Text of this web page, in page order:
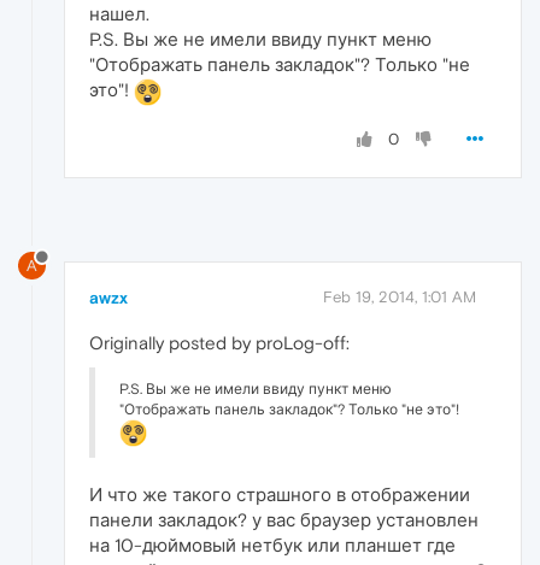
нашел.
P.S. Вы же не имели ввиду пункт меню
"Отображать панель закладок"? Только "не
это"!
0
A
awzx Feb 19, 2014, 1:01 AM
Originally posted by proLog-off:
P.S. Вы же не имели ввиду пункт меню
"Отображать панель закладок"? Только "не это"!
И что же такого страшного в отображении
панели закладок? у вас браузер установлен
на 10-дюймовый нетбук или планшет где